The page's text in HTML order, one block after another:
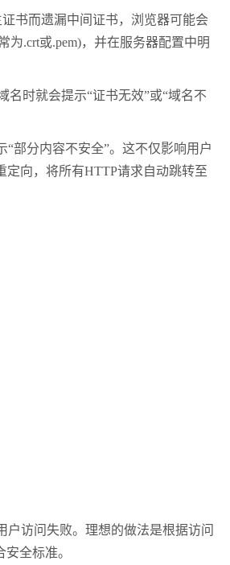
书而遗漏中间证书，浏览器可能会
.crt或.pem)，并在服务器配置中明
时就会提示“证书无效”或“域名不
部分内容不安全”。这不仅影响用户
定向，将所有HTTP请求自动跳转至
访问失败。理想的做法是根据访问
全标准。